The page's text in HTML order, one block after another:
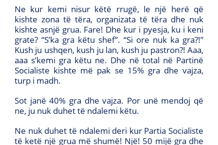
Ne kur kemi nisur këtë rrugë, le një herë që
kishte zona të tëra, organizata të tëra dhe nuk
kishte asnjë grua. Fare! Dhe kur i pyesja, ku i keni
grate? “S’ka gra këtu shef”. “Si ore nuk ka gra?!”
Kush ju ushqen, kush ju lan, kush ju pastron?! Aaa,
aaa s’kemi gra këtu ne. Dhe në total në Partinë
Socialiste kishte më pak se 15% gra dhe vajza,
turp i madh.
Sot janë 40% gra dhe vajza. Por unë mendoj që
ne, ju nuk duhet të ndalemi këtu.
Ne nuk duhet të ndalemi deri kur Partia Socialiste
të ketë një grua më shumë! Një! 50 mijë gra dhe